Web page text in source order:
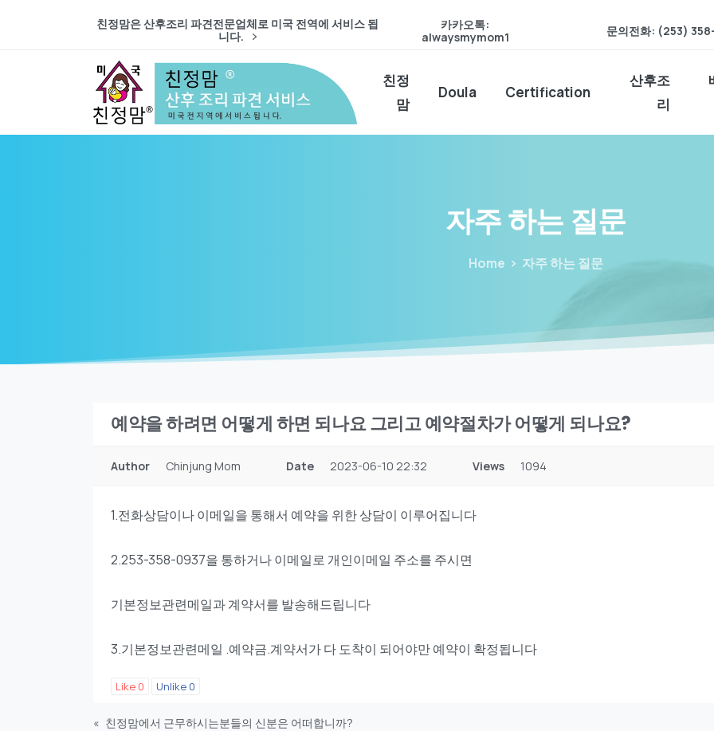
친정맘은 산후조리 파견전문업체로 미국 전역에 서비스 됩
니다.
카카오톡:
alwaysmymom1
문의전화: (253)
친정
맘
Doula Certification
산후조
리
자주하는 질문
Home 자주 하는 질문
예약을 하려면 어떻게 하면 되나요 그리고 예약절차가 어떻게 되나요?
Author Chinjung Mom Date 2023-06-10 22:32 Views 1094
1.전화상담이나 이메일을 통해서 예약을 위한 상담이 이루어집니다
2.253-358-0937을 통하거나 이메일로 개인이메일 주소를 주시면
기본정보관련메일과 계약서를 발송해드립니다
3.기본정보관련메일 .예약금.계약서가 다 도착이 되어야만 예약이 확정됩니다
Like 0 Unlike 0
« 친정맘에서 근무하시는분들의 신분은 어떠합니까?